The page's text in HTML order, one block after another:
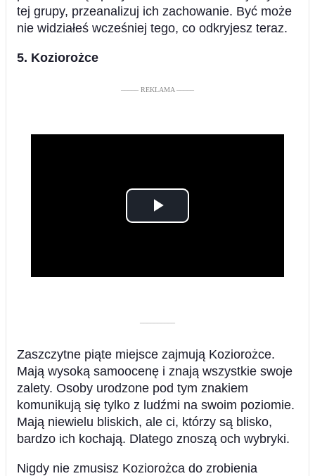
tej grupy, przeanalizuj ich zachowanie. Być może
nie widziałeś wcześniej tego, co odkryjesz teraz.
5. Koziorożce
––––– REKLAMA –––––
Play
––––––––––
Zaszczytne piąte miejsce zajmują Koziorożce.
Mają wysoką samoocenę i znają wszystkie swoje
zalety. Osoby urodzone pod tym znakiem
komunikują się tylko z ludźmi na swoim poziomie.
Mają niewielu bliskich, ale ci, którzy są blisko,
bardzo ich kochają. Dlatego znoszą och wybryki.
Nigdy nie zmusisz Koziorożca do zrobienia